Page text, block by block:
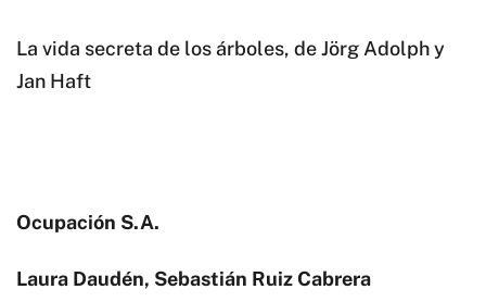
La vida secreta de los árboles, de Jörg Adolph y
Jan Haft
Ocupación S.A.
Laura Daudén, Sebastián Ruiz Cabrera